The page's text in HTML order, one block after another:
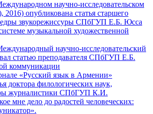
научно-исследовательский
статью преподавателя СПбГУП Е.Б.
коммуникации